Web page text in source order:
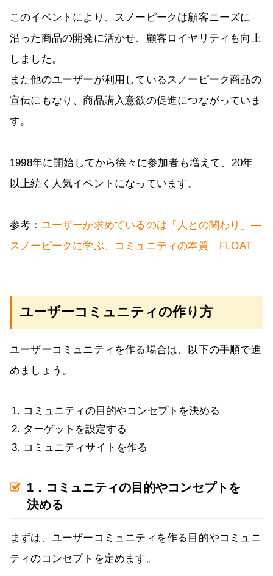
このイベントにより、スノーピークは顧客ニーズに
沿った商品の開発に活かせ、顧客ロイヤリティも向上
しました。
また他のユーザーが利用しているスノーピーク商品の
宣伝にもなり、商品購入意欲の促進につながっていま
す。
1998年に開始してから徐々に参加者も増えて、20年
以上続く人気イベントになっています。
参考： ユーザーが求めているのは「人との関わり」―
スノーピークに学ぶ、コミュニティの本質｜FLOAT
ユーザーコミュニティの作り方
ユーザーコミュニティを作る場合は、以下の手順で進
めましょう。
コミュニティの目的やコンセプトを決める
ターゲットを設定する
コミュニティサイトを作る
1．コミュニティの目的やコンセプトを
決める
まずは、ユーザーコミュニティを作る目的やコミュニ
ティのコンセプトを定めます。